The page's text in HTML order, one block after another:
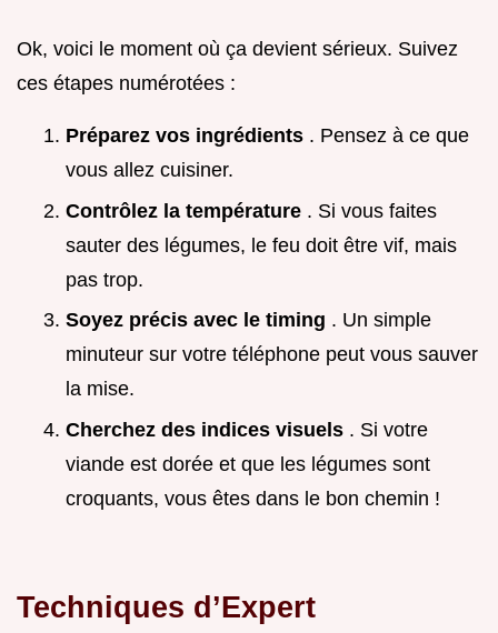
Ok, voici le moment où ça devient sérieux. Suivez
ces étapes numérotées :
Préparez vos ingrédients . Pensez à ce que
vous allez cuisiner.
Contrôlez la température . Si vous faites
sauter des légumes, le feu doit être vif, mais
pas trop.
Soyez précis avec le timing . Un simple
minuteur sur votre téléphone peut vous sauver
la mise.
Cherchez des indices visuels . Si votre
viande est dorée et que les légumes sont
croquants, vous êtes dans le bon chemin !
Techniques d’Expert